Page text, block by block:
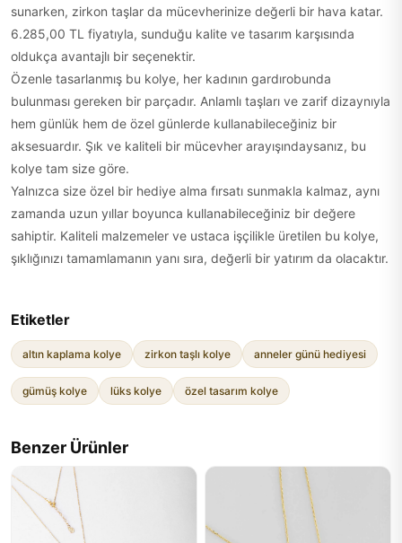
sunarken, zirkon taşlar da mücevherinize değerli bir hava katar.
6.285,00 TL fiyatıyla, sunduğu kalite ve tasarım karşısında
oldukça avantajlı bir seçenektir.
Özenle tasarlanmış bu kolye, her kadının gardırobunda
bulunması gereken bir parçadır. Anlamlı taşları ve zarif dizaynıyla
hem günlük hem de özel günlerde kullanabileceğiniz bir
aksesuardır. Şık ve kaliteli bir mücevher arayışındaysanız, bu
kolye tam size göre.
Yalnızca size özel bir hediye alma fırsatı sunmakla kalmaz, aynı
zamanda uzun yıllar boyunca kullanabileceğiniz bir değere
sahiptir. Kaliteli malzemeler ve ustaca işçilikle üretilen bu kolye,
şıklığınızı tamamlamanın yanı sıra, değerli bir yatırım da olacaktır.
Etiketler
altın kaplama kolye zirkon taşlı kolye anneler günü hediyesi
gümüş kolye lüks kolye özel tasarım kolye
Benzer Ürünler